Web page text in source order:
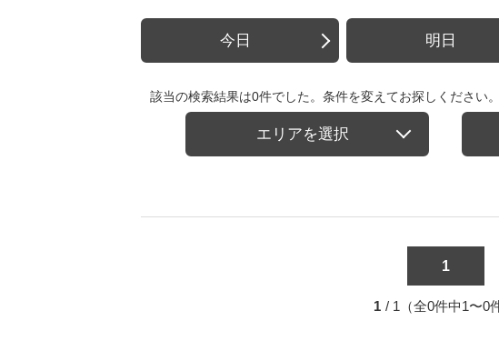
今日 明日
該当の検索結果は0件でした。条件を変えてお探しください。
エリアを選択
1
1 / 1（全0件中1〜0